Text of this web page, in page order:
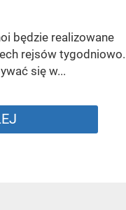
będzie realizowane
rejsów tygodniowo.
się w...